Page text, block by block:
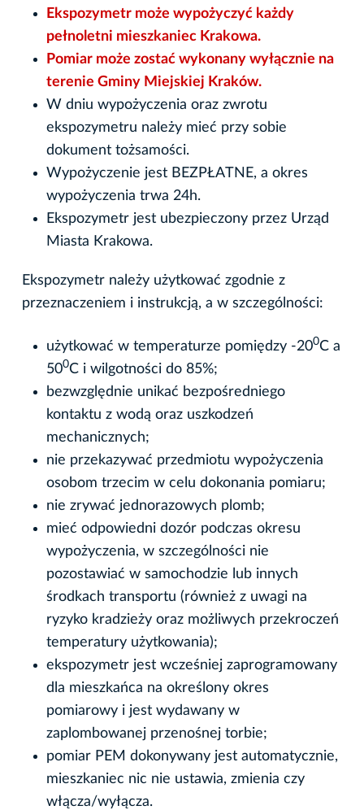
Ekspozymetr może wypożyczyć każdy
pełnoletni mieszkaniec Krakowa.
Pomiar może zostać wykonany wyłącznie na
terenie Gminy Miejskiej Kraków.
W dniu wypożyczenia oraz zwrotu
ekspozymetru należy mieć przy sobie
dokument tożsamości.
Wypożyczenie jest BEZPŁATNE, a okres
wypożyczenia trwa 24h.
Ekspozymetr jest ubezpieczony przez Urząd
Miasta Krakowa.
Ekspozymetr należy użytkować zgodnie z
przeznaczeniem i instrukcją, a w szczególności:
użytkować w temperaturze pomiędzy -200C a
500C i wilgotności do 85%;
bezwzględnie unikać bezpośredniego
kontaktu z wodą oraz uszkodzeń
mechanicznych;
nie przekazywać przedmiotu wypożyczenia
osobom trzecim w celu dokonania pomiaru;
nie zrywać jednorazowych plomb;
mieć odpowiedni dozór podczas okresu
wypożyczenia, w szczególności nie
pozostawiać w samochodzie lub innych
środkach transportu (również z uwagi na
ryzyko kradzieży oraz możliwych przekroczeń
temperatury użytkowania);
ekspozymetr jest wcześniej zaprogramowany
dla mieszkańca na określony okres
pomiarowy i jest wydawany w
zaplombowanej przenośnej torbie;
pomiar PEM dokonywany jest automatycznie,
mieszkaniec nic nie ustawia, zmienia czy
włącza/wyłącza.